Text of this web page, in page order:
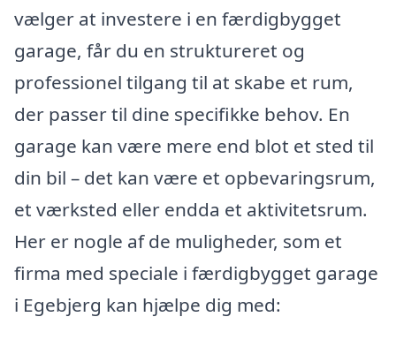
vælger at investere i en færdigbygget
garage, får du en struktureret og
professionel tilgang til at skabe et rum,
der passer til dine specifikke behov. En
garage kan være mere end blot et sted til
din bil – det kan være et opbevaringsrum,
et værksted eller endda et aktivitetsrum.
Her er nogle af de muligheder, som et
firma med speciale i færdigbygget garage
i Egebjerg kan hjælpe dig med: